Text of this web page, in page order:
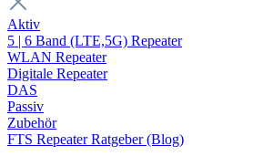
Aktiv
5 | 6 Band (LTE,5G) Repeater
WLAN Repeater
Digitale Repeater
DAS
Passiv
Zubehör
FTS Repeater Ratgeber (Blog)